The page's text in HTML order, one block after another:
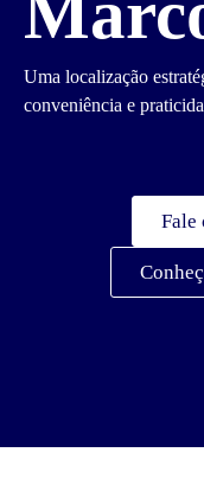
Uma localização
conveniência e
Fale